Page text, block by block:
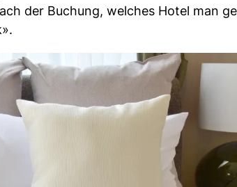
der Buchung, welches Hotel man